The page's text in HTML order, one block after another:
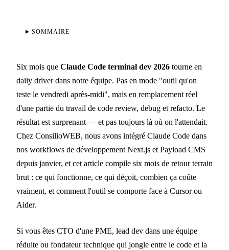
SOMMAIRE
Six mois que Claude Code terminal dev 2026 tourne en
daily driver dans notre équipe. Pas en mode "outil qu'on
teste le vendredi après-midi", mais en remplacement réel
d'une partie du travail de code review, debug et refacto. Le
résultat est surprenant — et pas toujours là où on l'attendait.
Chez ConsilioWEB, nous avons intégré Claude Code dans
nos workflows de développement Next.js et Payload CMS
depuis janvier, et cet article compile six mois de retour terrain
brut : ce qui fonctionne, ce qui déçoit, combien ça coûte
vraiment, et comment l'outil se comporte face à Cursor ou
Aider.
Si vous êtes CTO d'une PME, lead dev dans une équipe
réduite ou fondateur technique qui jongle entre le code et la